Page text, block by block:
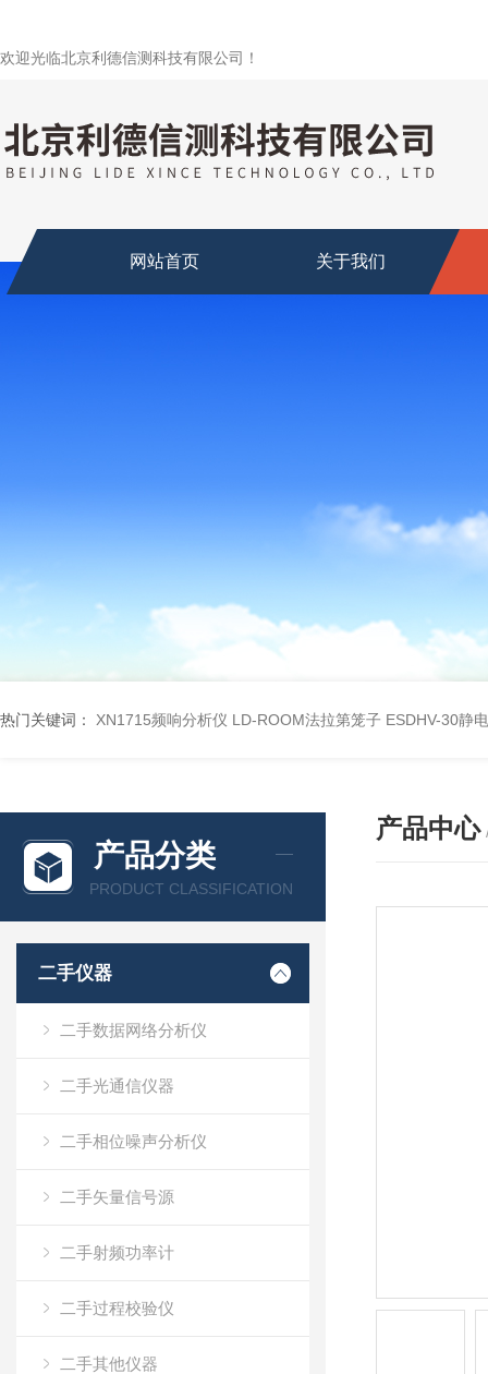
欢迎光临北京利德信测科技有限公司！
网站首页 关于我们
热门关键词： XN1715频响分析仪 LD-ROOM法拉第笼子 ESDHV-30静
产品分类
PRODUCT CLASSIFICATION
二手仪器
二手数据网络分析仪
二手光通信仪器
二手相位噪声分析仪
二手矢量信号源
二手射频功率计
二手过程校验仪
二手其他仪器
产品中心